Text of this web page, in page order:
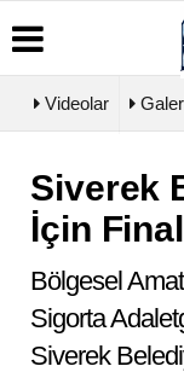
Üye
Paneli
Haber
Günün
Haberleri
Videolar
Siverek
İçin
Bölgesel
Sigorta
Siverek